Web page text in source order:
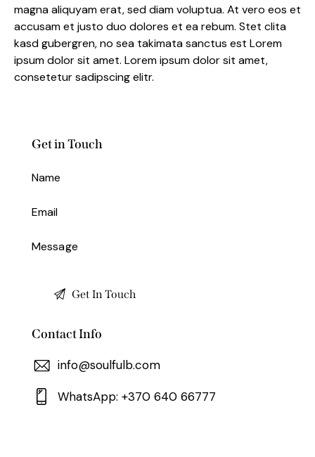
magna aliquyam erat, sed diam voluptua. At vero eos et
accusam et justo duo dolores et ea rebum. Stet clita
kasd gubergren, no sea takimata sanctus est Lorem
ipsum dolor sit amet. Lorem ipsum dolor sit amet,
consetetur sadipscing elitr.
Get in Touch
Contact Info
info@soulfulb.com
WhatsApp: +370 640 66777